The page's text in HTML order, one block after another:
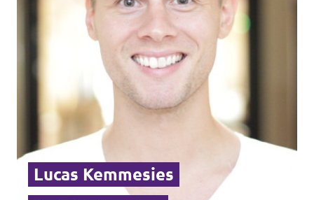
Mache bei uns mit!
Deine Spende für Volt!
Jobs bei Volt
Lucas Kemmesies